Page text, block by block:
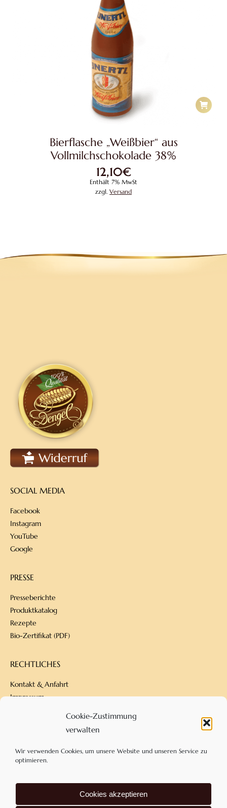
Cookie-Zustimmung
verwalten
Wir verwenden Cookies, um unsere Website und unseren Service zu
optimieren.
Cookies akzeptieren
Bierflasche „Weißbier“ aus
Vollmilchschokolade 38%
12,10€
Enthält 7% MwSt
zzgl. Versand
SOCIAL MEDIA
Facebook
Instagram
YouTube
Google
PRESSE
Presseberichte
Produktkatalog
Rezepte
Bio-Zertifikat (PDF)
RECHTLICHES
Kontakt & Anfahrt
Impressum
Versandbedingungen
AGB